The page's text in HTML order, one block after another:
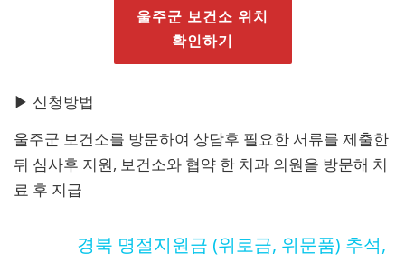
울주군 보건소 위치
확인하기
▶ 신청방법
울주군 보건소를 방문하여 상담후 필요한 서류를 제출한
뒤 심사후 지원, 보건소와 협약 한 치과 의원을 방문해 치
료 후 지급
경북 명절지원금 (위로금, 위문품) 추석,